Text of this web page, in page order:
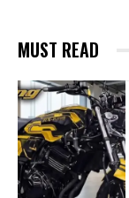
MUST READ